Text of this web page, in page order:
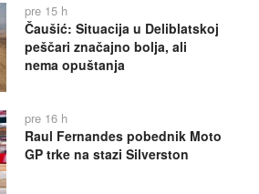
pre 15 h
Čaušić: Situacija u Deliblatskoj
peščari značajno bolja, ali
nema opuštanja
pre 16 h
Raul Fernandes pobednik Moto
GP trke na stazi Silverston